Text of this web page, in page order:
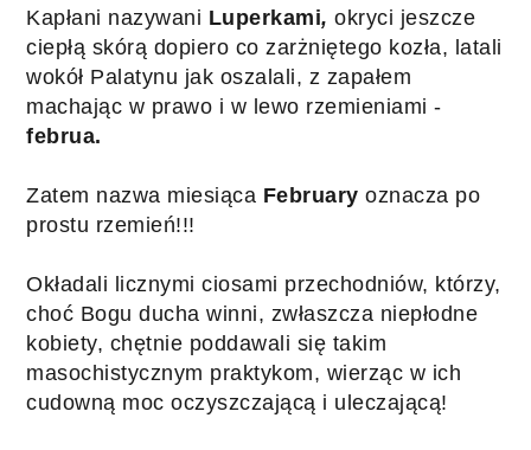
Kapłani nazywani Luperkami, okryci jeszcze
ciepłą skórą dopiero co zarżniętego kozła, latali
wokół Palatynu jak oszalali, z zapałem
februa.
Zatem nazwa miesiąca February oznacza po
prostu rzemień!!!
Okładali licznymi ciosami przechodniów, którzy,
choć Bogu ducha winni, zwłaszcza niepłodne
kobiety, chętnie poddawali się takim
masochistycznym praktykom, wierząc w ich
cudowną moc oczyszczającą i uleczającą!